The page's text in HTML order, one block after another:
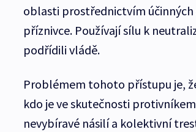
oblasti prostřednictvím účinných
příznivce. Používají sílu k
podřídili vládě.
Problémem tohoto přístupu je,
kdo je ve skutečnosti
nevybíravé násilí a kolektivní